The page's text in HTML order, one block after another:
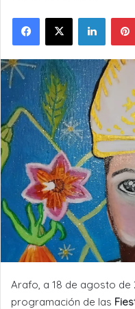
Arafo, a 18 de agosto de
programación de las